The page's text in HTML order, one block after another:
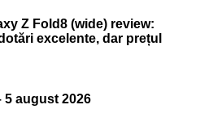
Z Fold8 (wide) review:
excelente, dar prețul
5 august 2026